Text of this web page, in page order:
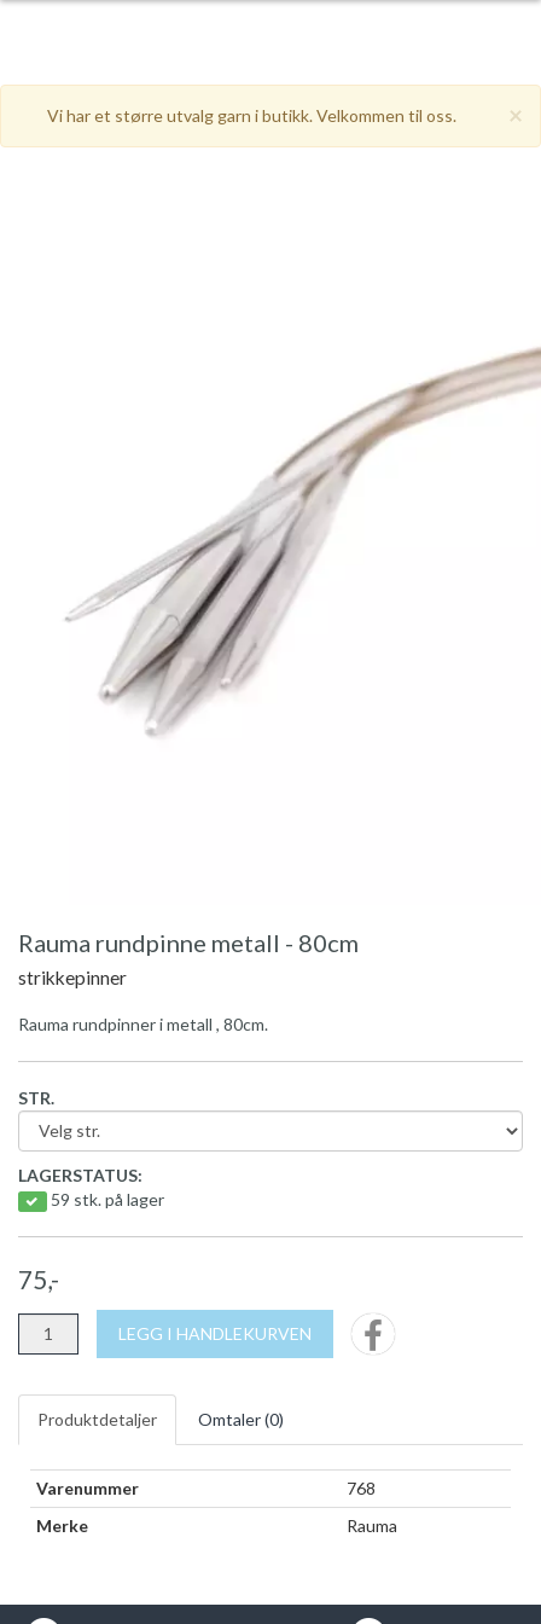
×
Vi har et større utvalg garn i butikk. Velkommen til oss.
Rauma rundpinne metall - 80cm
strikkepinner
Rauma rundpinner i metall , 80cm.
STR.
LAGERSTATUS:
59 stk. på lager
75,-
LEGG I HANDLEKURVEN
Produktdetaljer Omtaler (0)
Varenummer
768
Merke
Rauma